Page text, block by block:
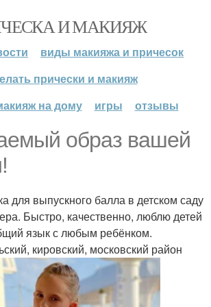
И МАКИЯЖ
виды макияжа и причесок
прически и макияж
на дому
игры отзывы
образ вашей
для выпускного балла в детском саду
Быстро, качественно, люблю детей
язык с любым ребёнком.
кировский, московский район